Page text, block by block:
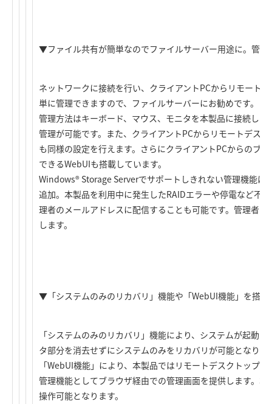
▼ファイル共有が簡単なのでファイルサーバー用途に。管理
ネットワークに接続を行い、クライアントPCからリモート
単に管理できますので、ファイルサーバーにお勧めです。
管理方法はキーボード、マウス、モニタを本製品に接続し
管理が可能です。また、クライアントPCからリモートデス
も同様の設定を行えます。さらにクライアントPCからのブ
できるWebUIも搭載しています。
Windows® Storage Serverでサポートしきれない管理機能は
追加。本製品を利用中に発生したRAIDエラーや停電など不
理者のメールアドレスに配信することも可能です。管理者
します。
▼「システムのみのリカバリ」機能や「WebUI機能」を搭載
「システムのみのリカバリ」機能により、システムが起動
タ部分を消去せずにシステムのみをリカバリが可能となりま
「WebUI機能」により、本製品ではリモートデスクトップ
管理機能としてブラウザ経由での管理画面を提供します。
操作可能となります。